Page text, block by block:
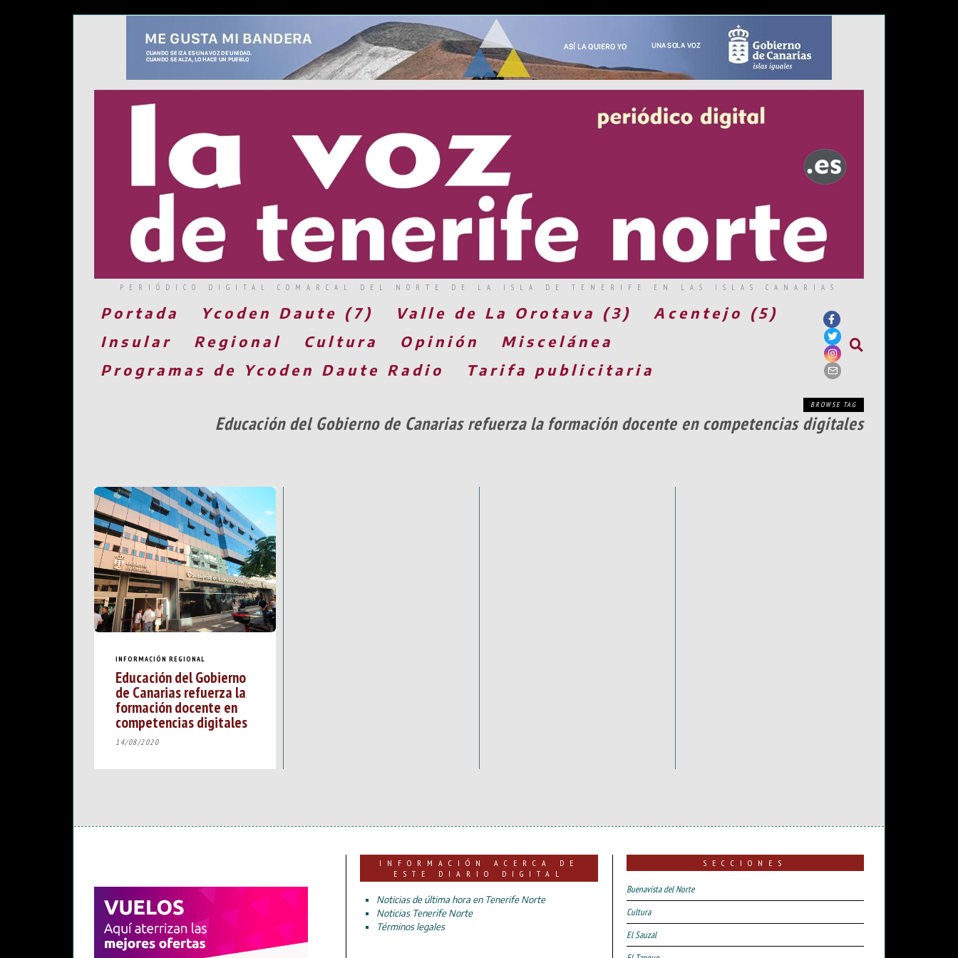
PERIÓDICO DIGITAL COMARCAL DEL NORTE DE LA ISLA DE TENERIFE EN LAS ISLAS CANARIAS
Portada Ycoden Daute (7) Valle de La Orotava (3)
Acentejo (5)
Insular
Regional Cultura Opinión
Miscelánea
Programas de Ycoden Daute Radio
Tarifa publicitaria
BROWSE TAG
Educación del Gobierno de Canarias refuerza la formación docente en competencias digitales
INFORMACIÓN REGIONAL
Educación del Gobierno
de Canarias refuerza la
formación docente en
competencias digitales
14/08/2020
INFORMACIÓN ACERCA DE
ESTE DIARIO DIGITAL
Noticias de última hora en Tenerife Norte
Noticias Tenerife Norte
Términos legales
SECCIONES
Buenavista del Norte
Cultura
El Sauzal